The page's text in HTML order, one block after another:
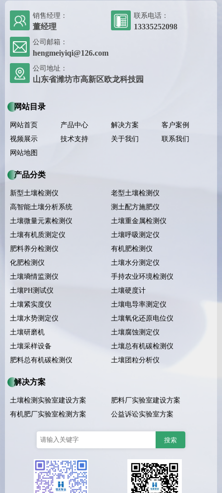
销售经理：
董经理
联系电话：
13335252098
公司邮箱：
hengmeiyiqi@126.com
公司地址：
山东省潍坊市高新区欧龙科技园
网站目录
网站首页 产品中心 解决方案
客户案例
视频展示
技术支持 关于我们
联系我们
网站地图
产品分类
新型土壤检测仪
老型土壤检测仪
高智能土壤分析系统
测土配方施肥仪
土壤微量元素检测仪
土壤重金属检测仪
土壤有机质测定仪
土壤呼吸测定仪
肥料养分检测仪
有机肥检测仪
化肥检测仪
土壤水分测定仪
土壤墒情监测仪
手持农业环境检测仪
土壤PH测试仪
土壤硬度计
土壤紧实度仪
土壤电导率测定仪
土壤水势测定仪
土壤氧化还原电位仪
土壤研磨机
土壤腐蚀测定仪
土壤采样设备
土壤总有机碳检测仪
肥料总有机碳检测仪
土壤团粒分析仪
解决方案
土壤检测实验室建设方案
肥料厂实验室建设方案
有机肥厂实验室检测方案
公益诉讼实验室方案